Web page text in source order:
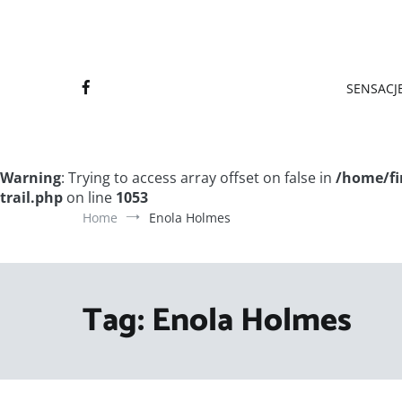
Warning: Trying to access array offset on false in /home/
trail.php on line 1053
Home Enola Holmes
Tag: Enola Holmes